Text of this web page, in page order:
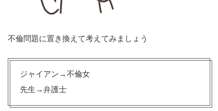
不倫問題に置き換えて考えてみましょう
ジャイアン→不倫女
先生→弁護士